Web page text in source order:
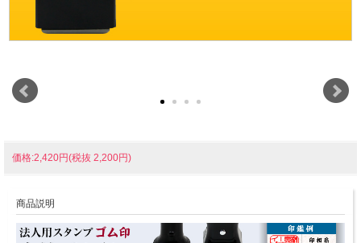
価格:2,420円(税抜 2,200円)
商品説明